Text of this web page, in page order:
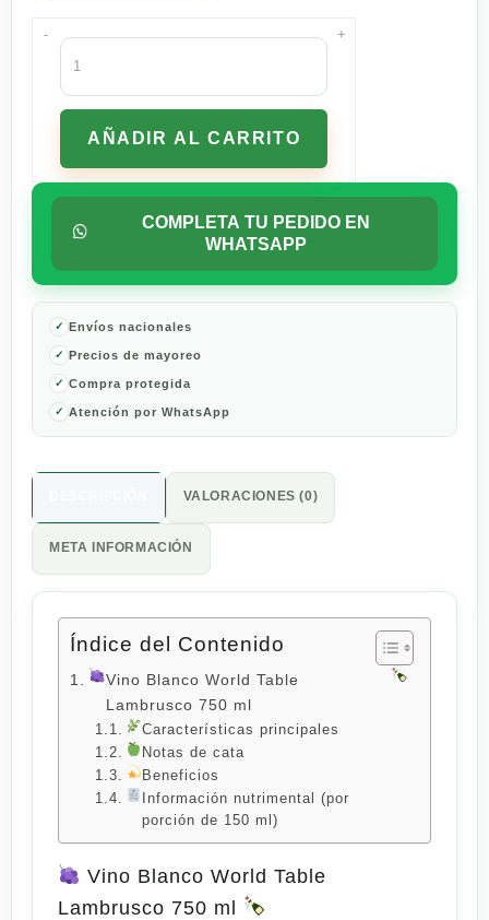
-
Vino
Blanco
World
Table
Lambrusco
750
ml
AÑADIR AL CARRITO
+
COMPLETA TU PEDIDO EN
WHATSAPP
Envíos nacionales
Precios de mayoreo
Compra protegida
Atención por WhatsApp
VALORACIONES (0)
META INFORMACIÓN
Índice del Contenido
Vino Blanco World Table
Lambrusco 750 ml
Características principales
Notas de cata
Beneficios
Información nutrimental (por
porción de 150 ml)
Vino Blanco World Table
Lambrusco 750 ml